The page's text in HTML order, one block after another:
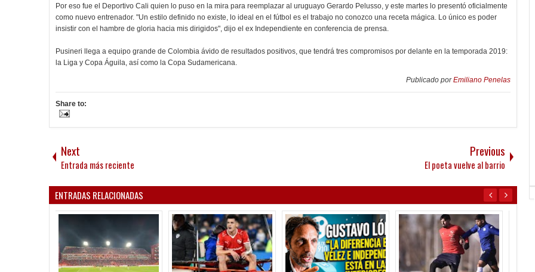
Por eso fue el Deportivo Cali quien lo puso en la mira para reemplazar al uruguayo Gerardo Pelusso, y este martes lo presentó oficialmente
como nuevo entrenador. "Un estilo definido no existe, lo ideal en el fútbol es el trabajo no conozco una receta mágica. Lo único es poder
insistir con el hambre de gloria hacia mis dirigidos", dijo el ex Independiente en conferencia de prensa.
Pusineri llega a equipo grande de Colombia ávido de resultados positivos, que tendrá tres compromisos por delante en la temporada 2019:
la Liga y Copa Águila, así como la Copa Sudamericana.
Publicado porEmiliano Penelas
Share to:
Next
Entrada más reciente
Previous
El poeta vuelve al barrio
ENTRADAS RELACIONADAS